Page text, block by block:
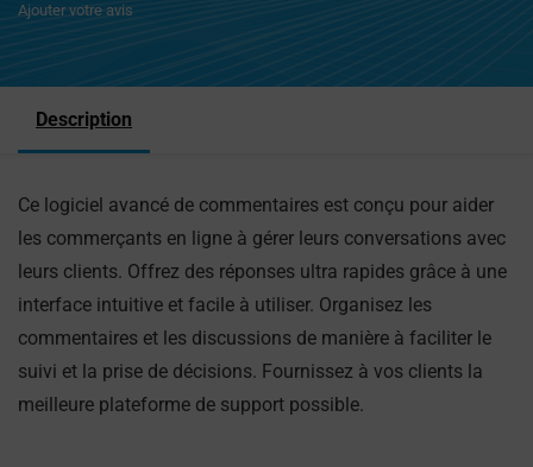
Ajouter votre avis
Description
Ce logiciel avancé de commentaires est conçu pour aider
les commerçants en ligne à gérer leurs conversations avec
leurs clients. Offrez des réponses ultra rapides grâce à une
interface intuitive et facile à utiliser. Organisez les
commentaires et les discussions de manière à faciliter le
suivi et la prise de décisions. Fournissez à vos clients la
meilleure plateforme de support possible.